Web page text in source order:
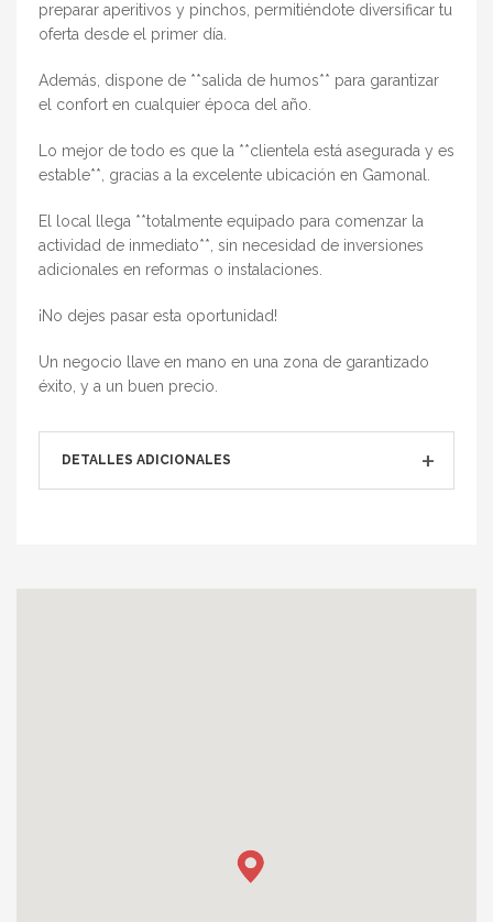
preparar aperitivos y pinchos, permitiéndote diversificar tu
oferta desde el primer día.
Además, dispone de **salida de humos** para garantizar
el confort en cualquier época del año.
Lo mejor de todo es que la **clientela está asegurada y es
estable**, gracias a la excelente ubicación en Gamonal.
El local llega **totalmente equipado para comenzar la
actividad de inmediato**, sin necesidad de inversiones
adicionales en reformas o instalaciones.
¡No dejes pasar esta oportunidad!
Un negocio llave en mano en una zona de garantizado
éxito, y a un buen precio.
DETALLES ADICIONALES